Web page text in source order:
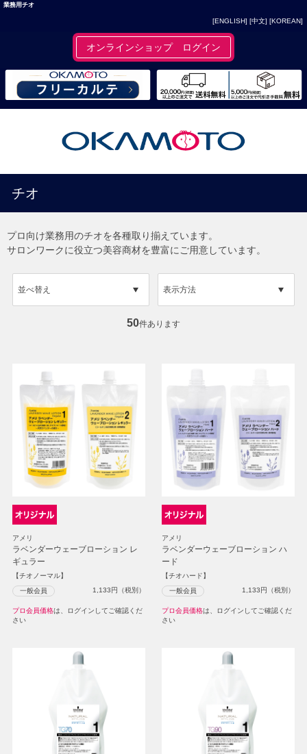
業務用チオ
[ENGLISH] [中文] [KOREAN]
オンラインショップ ログイン
チオ
プロ向け業務用のチオを各種取り揃えています。
サロンワークに役立つ美容商材を豊富にご用意しています。
表示方法
並べ替え
50件あります
アメリ
ラベンダーウェーブローション レ
ギュラー
【チオノーマル】
一般会員 1,133円（税別）
プロ会員価格は、ログインしてご確認くだ
さい
アメリ
ラベンダーウェーブローション ハ
ード
【チオハード】
一般会員 1,133円（税別）
プロ会員価格は、ログインしてご確認くだ
さい